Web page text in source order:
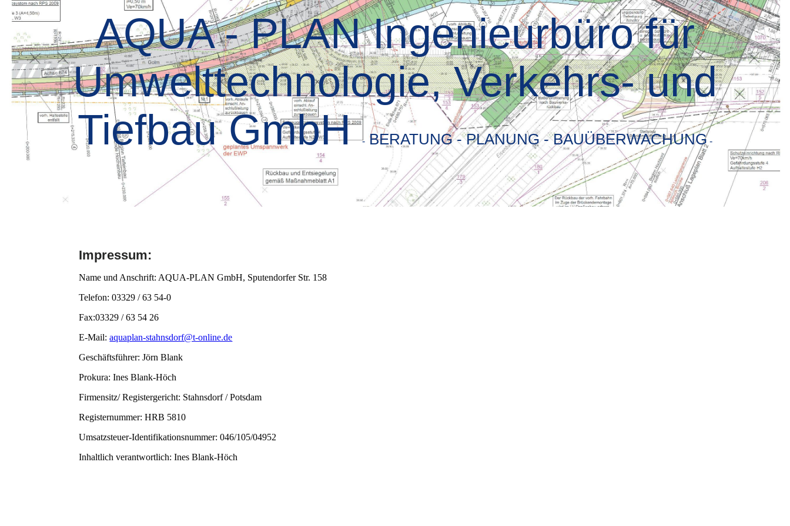
AQUA - PLAN Ingenieurbüro für
Umwelttechnologie, Verkehrs- und
Tiefbau GmbH
- BERATUNG - PLANUNG - BAUÜBERWACHUNG -
Impressum:
Name und Anschrift: AQUA-PLAN GmbH, Sputendorfer Str. 158
Telefon: 03329 / 63 54-0
Fax:03329 / 63 54 26
E-Mail:aquaplan-stahnsdorf@t-online.de
Geschäftsführer: Jörn Blank
Prokura: Ines Blank-Höch
Firmensitz/ Registergericht: Stahnsdorf / Potsdam
Registernummer: HRB 5810
Umsatzsteuer-Identifikationsnummer: 046/105/04952
Inhaltlich verantwortlich: Ines Blank-Höch